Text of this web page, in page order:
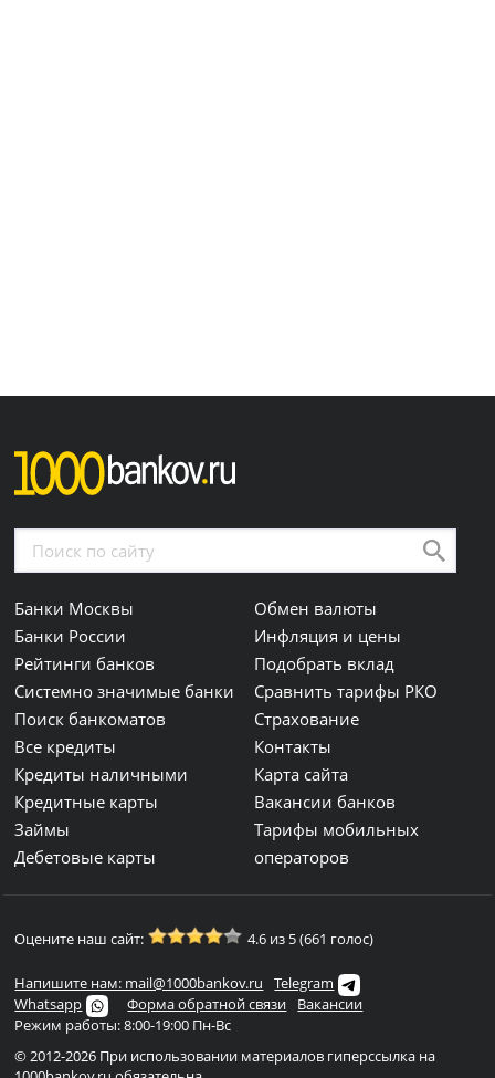
Банки Москвы
Банки России
Рейтинги банков
Системно значимые банки
Поиск банкоматов
Все кредиты
Кредиты наличными
Кредитные карты
Займы
Дебетовые карты
Обмен валюты
Инфляция и цены
Подобрать вклад
Сравнить тарифы РКО
Страхование
Контакты
Карта сайта
Вакансии банков
Тарифы мобильных
операторов
Оцените наш сайт: 4.6 из 5 (661 голос)
Напишите нам: mail@1000bankov.ru
Telegram
Whatsapp
Форма обратной связи
Вакансии
Режим работы: 8:00-19:00 Пн-Вс
© 2012-2026 При использовании материалов гиперссылка на